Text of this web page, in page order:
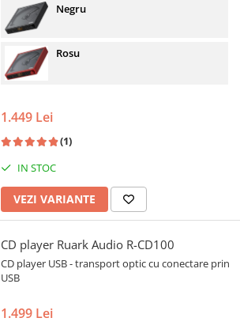
Negru
Rosu
1.449 Lei
(1)
IN STOC
VEZI VARIANTE
CD player Ruark Audio R-CD100
CD player USB - transport optic cu conectare prin
USB
1.499 Lei